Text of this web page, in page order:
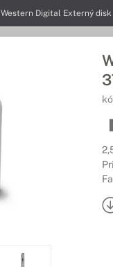
Western Digital Externý